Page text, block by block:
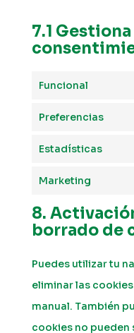
7.1
Funcional
Preferencias
Estadísticas
Marketing
8.
borrado de
Puedes utilizar tu
eliminar las
manual. También
cookies no